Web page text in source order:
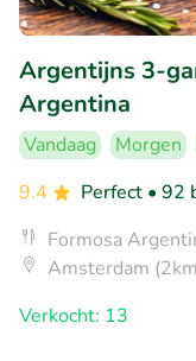
Argentijns 3-
Argentina
Vandaag Morgen
9.4
Perfect • 92
Formosa
Amsterdam
Verkocht: 13